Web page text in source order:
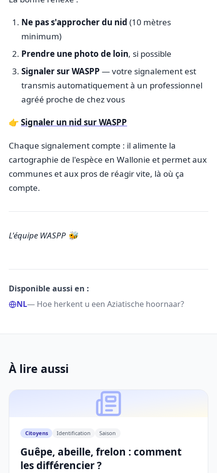
Ne pas s'approcher du nid (10 mètres
minimum)
Prendre une photo de loin, si possible
Signaler sur WASPP — votre signalement est
transmis automatiquement à un professionnel
agréé proche de chez vous
👉Signaler un nid sur WASPP
Chaque signalement compte : il alimente la
cartographie de l'espèce en Wallonie et permet aux
communes et aux pros de réagir vite, là où ça
compte.
L'équipe WASPP 🐝
Disponible aussi en :
NL— Hoe herkent u een Aziatische hoornaar?
À lire aussi
Citoyens Identification Saison
Guêpe, abeille, frelon : comment
les différencier ?